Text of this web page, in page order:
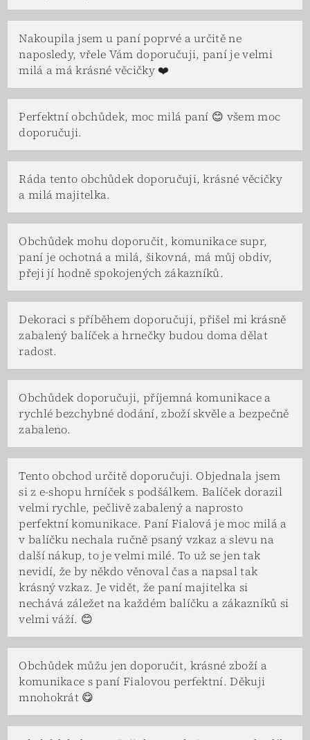
Nakoupila jsem u paní poprvé a určitě ne
naposledy, vřele Vám doporučuji, paní je velmi
milá a má krásné věcičky ❤️
Perfektní obchůdek, moc milá paní 😊 všem moc
doporučuji.
Ráda tento obchůdek doporučuji, krásné věcičky
a milá majitelka.
Obchůdek mohu doporučit, komunikace supr,
paní je ochotná a milá, šikovná, má můj obdiv,
přeji jí hodně spokojených zákazníků.
Dekoraci s příběhem doporučuji, přišel mi krásně
zabalený balíček a hrnečky budou doma dělat
radost.
Obchůdek doporučuji, příjemná komunikace a
rychlé bezchybné dodání, zboží skvěle a bezpečně
zabaleno.
Tento obchod určitě doporučuji. Objednala jsem
si z e-shopu hrníček s podšálkem. Balíček dorazil
velmi rychle, pečlivě zabalený a naprosto
perfektní komunikace. Paní Fialová je moc milá a
v balíčku nechala ručně psaný vzkaz a slevu na
další nákup, to je velmi milé. To už se jen tak
nevidí, že by někdo věnoval čas a napsal tak
krásný vzkaz. Je vidět, že paní majitelka si
nechává záležet na každém balíčku a zákazníků si
velmi váží. 😊
Obchůdek můžu jen doporučit, krásné zboží a
komunikace s paní Fialovou perfektní. Děkuji
mnohokrát 😋